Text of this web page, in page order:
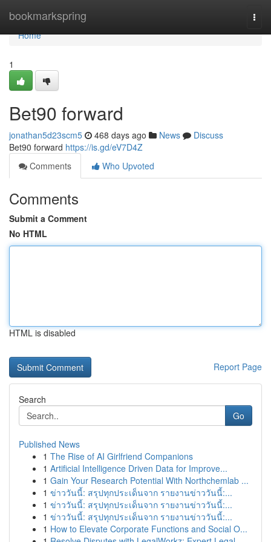
bookmarkspring
Home
Home
1
Bet90 forward
jonathan5d23scm5 468 days ago News
Discuss
Bet90 forward https://is.gd/eV7D4Z
Comments
Who Upvoted
Comments
Submit a Comment
No HTML
HTML is disabled
Report Page
Search
Go
Published News
1 The Rise of AI Girlfriend Companions
1 Artificial Intelligence Driven Data for Improve...
1 Gain Your Research Potential With Northchemlab ...
1 ข่าววันนี้: สรุปทุกประเด็นจาก รายงานข่าววันนี้:...
1 ข่าววันนี้: สรุปทุกประเด็นจาก รายงานข่าววันนี้:...
1 ข่าววันนี้: สรุปทุกประเด็นจาก รายงานข่าววันนี้:...
1 How to Elevate Corporate Functions and Social O...